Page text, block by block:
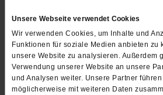
Unsere Webseite verwendet Cookies
Wir verwenden Cookies, um Inhalte und
Funktionen für soziale Medien anbieten zu
unsere Website zu analysieren. Außerdem
Verwendung unserer Website an unsere
und Analysen weiter. Unsere Partner
möglicherweise mit weiteren Daten
und was gläubige Menschen
können. /mehr
vonKlaus von Stosch